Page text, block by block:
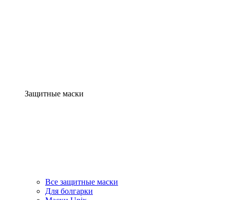
Защитные маски
Все защитные маски
Для болгарки